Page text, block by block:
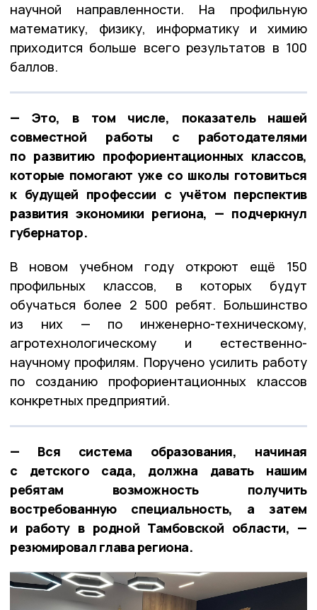
научной направленности. На профильную
математику, физику, информатику и химию
приходится больше всего результатов в 100
баллов.
— Это, в том числе, показатель нашей
совместной работы с работодателями
по развитию профориентационных классов,
которые помогают уже со школы готовиться
к будущей профессии с учётом перспектив
развития экономики региона, — подчеркнул
губернатор.
В новом учебном году откроют ещё 150
профильных классов, в которых будут
обучаться более 2 500 ребят. Большинство
из них — по инженерно-техническому,
агротехнологическому и естественно-
научному профилям. Поручено усилить работу
по созданию профориентационных классов
конкретных предприятий.
— Вся система образования, начиная
с детского сада, должна давать нашим
ребятам возможность получить
востребованную специальность, а затем
и работу в родной Тамбовской области, —
резюмировал глава региона.